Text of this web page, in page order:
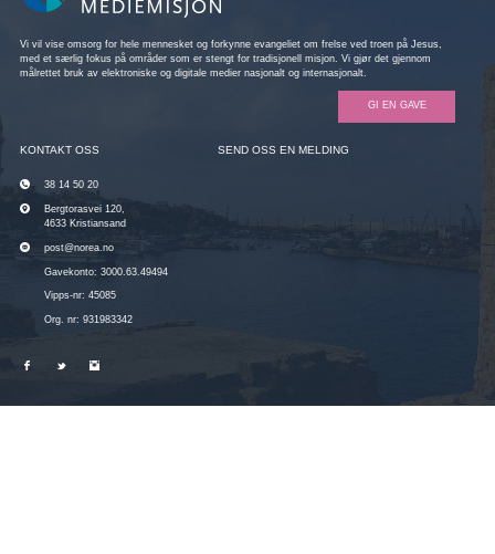
Vi vil vise omsorg for hele mennesket og forkynne evangeliet om frelse ved troen på Jesus,
med et særlig fokus på områder som er stengt for tradisjonell misjon. Vi gjør det gjennom
målrettet bruk av elektroniske og digitale medier nasjonalt og internasjonalt.
GI EN GAVE
KONTAKT OSS
38 14 50 20
Bergtorasvei 120,
4633 Kristiansand
post@norea.no
Gavekonto: 3000.63.49494
Vipps-nr: 45085
Org. nr: 931983342
SEND OSS EN MELDING